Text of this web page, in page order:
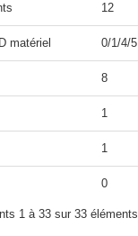
12
matériel 0/1/4/5
8
1
1
0
1 à 33 sur 33 éléments